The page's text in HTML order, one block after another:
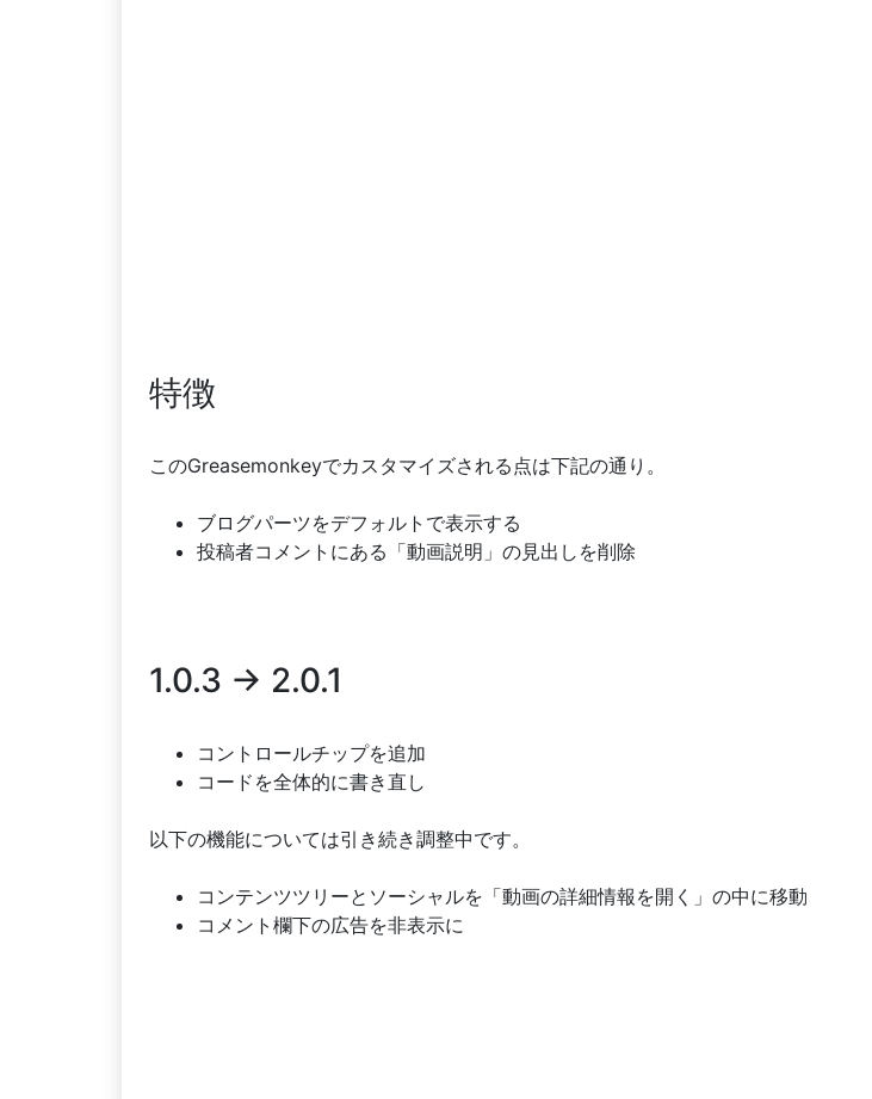
特徴
このGreasemonkeyでカスタマイズされる点は下記の通り。
ブログパーツをデフォルトで表示する
投稿者コメントにある「動画説明」の見出しを削除
1.0.3 → 2.0.1
コントロールチップを追加
コードを全体的に書き直し
以下の機能については引き続き調整中です。
コンテンツツリーとソーシャルを「動画の詳細情報を開く」の中に移動
コメント欄下の広告を非表示に